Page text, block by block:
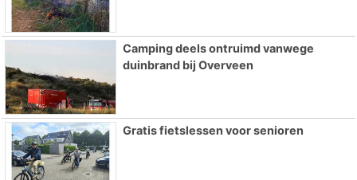
Camping deels ontruimd vanwege
duinbrand bij Overveen
Gratis fietslessen voor senioren